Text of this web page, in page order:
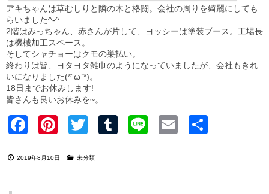
アキちゃんは草むしりと隣の木と格闘。会社の周りを綺麗にしても
らいました^-^
2階はみっちゃん、赤さんが片して、ヨッシーは塗装ブース。工場長
は機械加工スペース。
そしてシャチョーはクモの巣払い。
終わりは皆、ヨタヨタ雑巾のようになっていましたが、会社もきれ
いになりました(*´ω`*)。
18日までお休みします!
皆さんも良いお休みを~。
Faceb Pinter Twitter Tumblr Line Email
2019年8月10日 未分類